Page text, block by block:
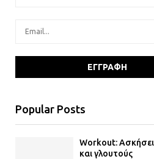
Popular Posts
Workout:
και γλουτούς